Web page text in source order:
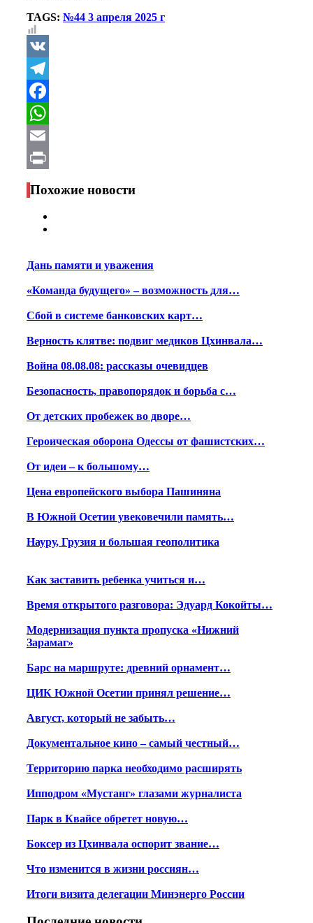
TAGS: №44 3 апреля 2025 г
VK
Telegram
Facebook
WhatsApp
Email
Print
Похожие новости
Дань памяти и уважения
«Команда будущего» – возможность для…
Сбой в системе банковских карт…
Верность клятве: подвиг медиков Цхинвала…
Война 08.08.08: рассказы очевидцев
Безопасность, правопорядок и борьба с…
От детских пробежек во дворе…
Героическая оборона Одессы от фашистских…
От идеи – к большому…
Цена европейского выбора Пашиняна
В Южной Осетии увековечили память…
Науру, Грузия и большая геополитика
Как заставить ребенка учиться и…
Время открытого разговора: Эдуард Кокойты…
Модернизация пункта пропуска «Нижний
Зарамаг»
Барс на маршруте: древний орнамент…
ЦИК Южной Осетии принял решение…
Август, который не забыть…
Документальное кино – самый честный…
Территорию парка необходимо расширять
Ипподром «Мустанг» глазами журналиста
Парк в Квайсе обретет новую…
Боксер из Цхинвала оспорит звание…
Что изменится в жизни россиян…
Итоги визита делегации Минэнерго России